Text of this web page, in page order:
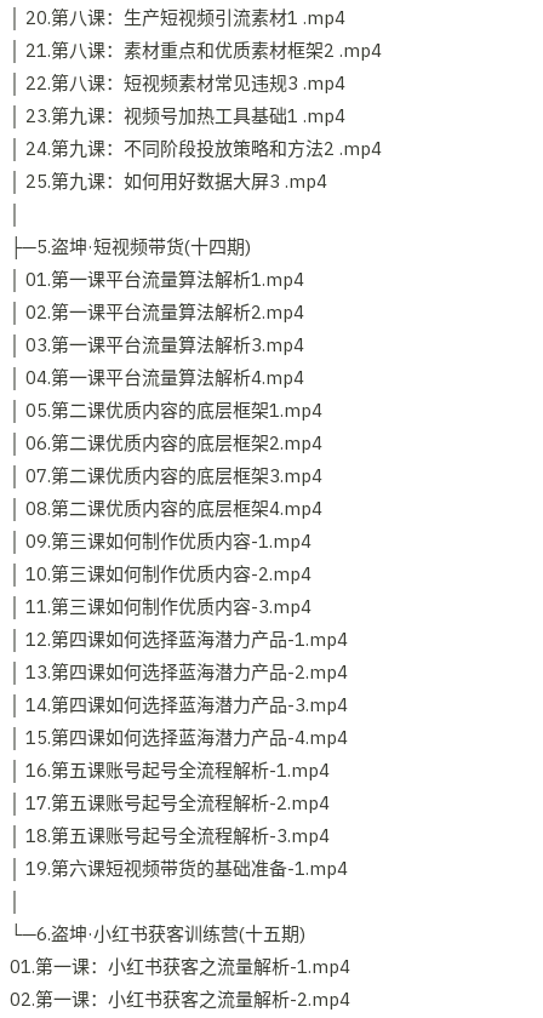
│ 20.第八课：生产短视频引流素材1 .mp4
│ 21.第八课：素材重点和优质素材框架2 .mp4
│ 22.第八课：短视频素材常见违规3 .mp4
│ 23.第九课：视频号加热工具基础1 .mp4
│ 24.第九课：不同阶段投放策略和方法2 .mp4
│ 25.第九课：如何用好数据大屏3 .mp4
├─5.盗坤·短视频带货(十四期)
│ 01.第一课平台流量算法解析1.mp4
│ 02.第一课平台流量算法解析2.mp4
│ 03.第一课平台流量算法解析3.mp4
│ 04.第一课平台流量算法解析4.mp4
│ 05.第二课优质内容的底层框架1.mp4
│ 06.第二课优质内容的底层框架2.mp4
│ 07.第二课优质内容的底层框架3.mp4
│ 08.第二课优质内容的底层框架4.mp4
│ 09.第三课如何制作优质内容-1.mp4
│ 10.第三课如何制作优质内容-2.mp4
│ 11.第三课如何制作优质内容-3.mp4
│ 12.第四课如何选择蓝海潜力产品-1.mp4
│ 13.第四课如何选择蓝海潜力产品-2.mp4
│ 14.第四课如何选择蓝海潜力产品-3.mp4
│ 15.第四课如何选择蓝海潜力产品-4.mp4
│ 16.第五课账号起号全流程解析-1.mp4
│ 17.第五课账号起号全流程解析-2.mp4
│ 18.第五课账号起号全流程解析-3.mp4
│ 19.第六课短视频带货的基础准备-1.mp4
└─6.盗坤·小红书获客训练营(十五期)
01.第一课：小红书获客之流量解析-1.mp4
02.第一课：小红书获客之流量解析-2.mp4